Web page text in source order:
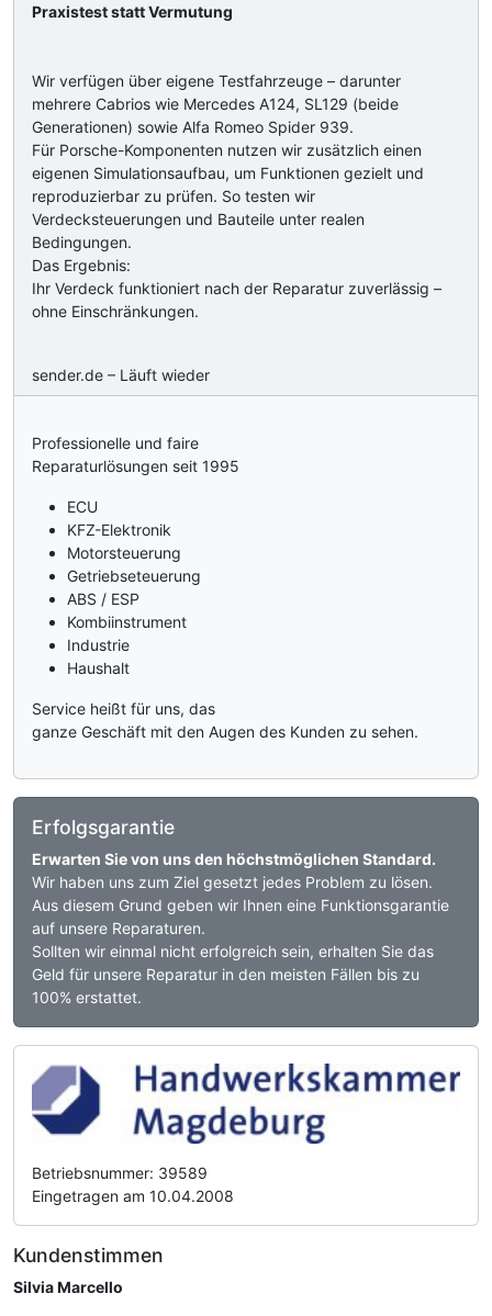
Praxistest statt Vermutung
Wir verfügen über eigene Testfahrzeuge – darunter
mehrere Cabrios wie Mercedes A124, SL129 (beide
Generationen) sowie Alfa Romeo Spider 939.
Für Porsche-Komponenten nutzen wir zusätzlich einen
eigenen Simulationsaufbau, um Funktionen gezielt und
reproduzierbar zu prüfen. So testen wir
Verdecksteuerungen und Bauteile unter realen
Bedingungen.
Das Ergebnis:
Ihr Verdeck funktioniert nach der Reparatur zuverlässig –
ohne Einschränkungen.
sender.de – Läuft wieder
Professionelle und faire
Reparaturlösungen seit 1995
ECU
KFZ-Elektronik
Motorsteuerung
Getriebseteuerung
ABS / ESP
Kombiinstrument
Industrie
Haushalt
Service heißt für uns, das
ganze Geschäft mit den Augen des Kunden zu sehen.
Erfolgsgarantie
Erwarten Sie von uns den höchstmöglichen Standard.
Wir haben uns zum Ziel gesetzt jedes Problem zu lösen.
Aus diesem Grund geben wir Ihnen eine Funktionsgarantie
auf unsere Reparaturen.
Sollten wir einmal nicht erfolgreich sein, erhalten Sie das
Geld für unsere Reparatur in den meisten Fällen bis zu
100% erstattet.
Betriebsnummer: 39589
Eingetragen am 10.04.2008
Kundenstimmen
Silvia Marcello